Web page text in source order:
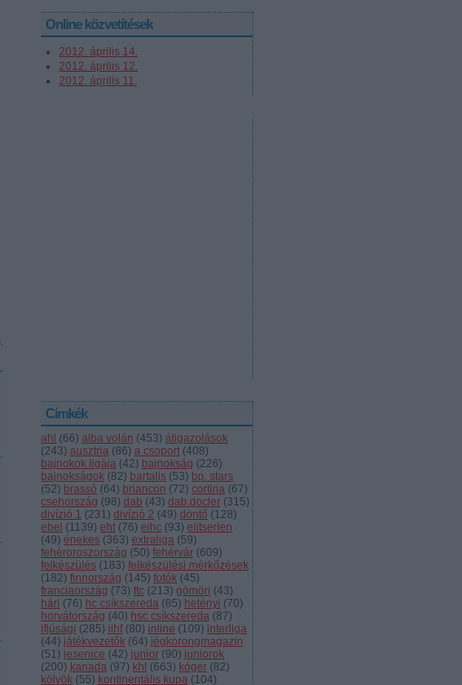
Online közvetítések
2012. április 14.
2012. április 12.
2012. április 11.
Címkék
ahl (66) alba volán (453) átigazolások
(243) ausztria (86) a csoport (408)
bajnokok ligája (42) bajnokság (226)
bajnokságok (82) bartalis (53) bp. stars
(52) brassó (64) briancon (72) cortina (67)
csehország (98) dab (43) dab.docler (315)
divízió 1 (231) divízió 2 (49) döntő (128)
ebel (1139) eht (76) eihc (93) elitserien
(49) énekes (363) extraliga (59)
fehéroroszország (50) fehérvár (609)
felkészülés (183) felkészülési mérkőzések
(182) finnország (145) fotók (45)
franciaország (73) ftc (213) gömöri (43)
hári (76) hc csíkszereda (85) hetényi (70)
horvátország (40) hsc csíkszereda (87)
ifjúsági (285) iihf (80) inline (109) interliga
(44) játékvezetők (64) jégkorongmagazin
(51) jesenice (42) junior (90) juniorok
(200) kanada (97) khl (663) kóger (82)
kölyök (55) kontinentális kupa (104)